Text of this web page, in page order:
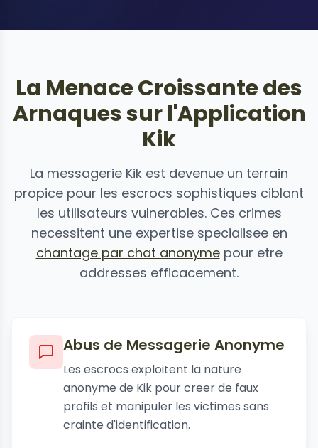
La Menace Croissante des
Arnaques sur l'Application
Kik
La messagerie Kik est devenue un terrain
propice pour les escrocs sophistiques ciblant
les utilisateurs vulnerables. Ces crimes
necessitent une expertise specialisee en
chantage par chat anonymepour etre
addresses efficacement.
Abus de Messagerie Anonyme
Les escrocs exploitent la nature
anonyme de Kik pour creer de faux
profils et manipuler les victimes sans
crainte d'identification.